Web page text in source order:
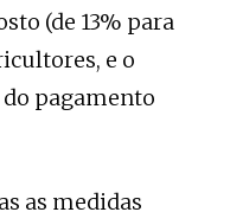
(de 13% para
e o
do pagamento
as medidas